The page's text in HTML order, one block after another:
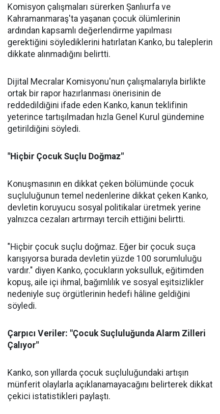
Komisyon çalışmaları sürerken Şanlıurfa ve
Kahramanmaraş'ta yaşanan çocuk ölümlerinin
ardından kapsamlı değerlendirme yapılması
gerektiğini söylediklerini hatırlatan Kanko, bu taleplerin
dikkate alınmadığını belirtti.
Dijital Mecralar Komisyonu'nun çalışmalarıyla birlikte
ortak bir rapor hazırlanması önerisinin de
reddedildiğini ifade eden Kanko, kanun teklifinin
yeterince tartışılmadan hızla Genel Kurul gündemine
getirildiğini söyledi.
"Hiçbir Çocuk Suçlu Doğmaz"
Konuşmasının en dikkat çeken bölümünde çocuk
suçluluğunun temel nedenlerine dikkat çeken Kanko,
devletin koruyucu sosyal politikalar üretmek yerine
yalnızca cezaları artırmayı tercih ettiğini belirtti.
"Hiçbir çocuk suçlu doğmaz. Eğer bir çocuk suça
karışıyorsa burada devletin yüzde 100 sorumluluğu
vardır." diyen Kanko, çocukların yoksulluk, eğitimden
kopuş, aile içi ihmal, bağımlılık ve sosyal eşitsizlikler
nedeniyle suç örgütlerinin hedefi hâline geldiğini
söyledi.
Çarpıcı Veriler: "Çocuk Suçluluğunda Alarm Zilleri
Çalıyor"
Kanko, son yıllarda çocuk suçluluğundaki artışın
münferit olaylarla açıklanamayacağını belirterek dikkat
çekici istatistikleri paylaştı.